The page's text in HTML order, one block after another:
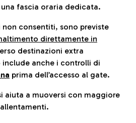
fascia oraria dedicata.
consentiti, sono previste
direttamente in
destinazioni extra
include anche i controlli di
prima dell’accesso al gate.
aiuta a muoversi con maggiore